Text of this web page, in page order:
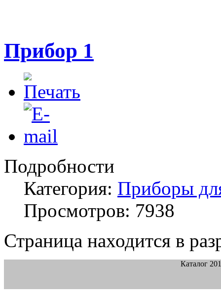
Прибор 1
Подробности
Категория: Приборы
Просмотров: 7938
Страница находится в
Каталог